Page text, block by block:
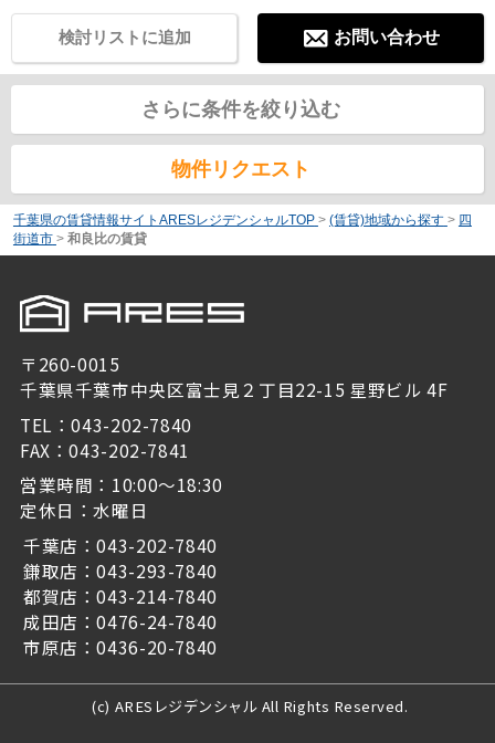
お問い合わせ
検討リストに追加
さらに条件を絞り込む
物件リクエスト
千葉県の賃貸情報サイトARESレジデンシャルTOP > (賃貸)地域から探す > 四
街道市 > 和良比の賃貸
〒260-0015
千葉県千葉市中央区富士見２丁目22-15 星野ビル 4F
TEL：043-202-7840
FAX：043-202-7841
営業時間：10:00～18:30
定休日：水曜日
千葉店：043-202-7840
鎌取店：043-293-7840
都賀店：043-214-7840
成田店：0476-24-7840
市原店：0436-20-7840
(c) ARESレジデンシャル All Rights Reserved.